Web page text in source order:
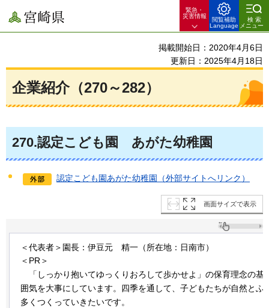
宮崎県
緊急・
災害情報
閲覧補助
Language
検索
メニュー
掲載開始日：2020年4月6日
更新日：2025年4月18日
企業紹介（270～282）
270.認定こども園 あがた幼稚園
認定こども園あがた幼稚園（外部サイトへリンク）
画面サイズで表示
＜代表者＞園長：伊豆元 精一（所在地：日南市）
＜PR＞
「 しっかり抱いてゆっくりおろして歩かせよ」の保育理念の基
囲気を大事にしています。四季を通して、子どもたちが自然とふ
多くつくっていきたいです。